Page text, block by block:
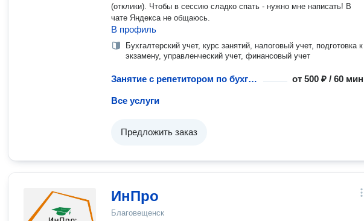
(отклики). Чтобы в сессию сладко спать - нужно мне написать! В
чате Яндекса не общаюсь.
В профиль
Бухгалтерский учет, курс занятий, налоговый учет, подготовка к
экзамену, управленческий учет, финансовый учет
Занятие с репетитором по бухгалтерскому учету от500 ₽ / 60 мин
Все услуги
Предложить заказ
ИнПро
Благовещенск